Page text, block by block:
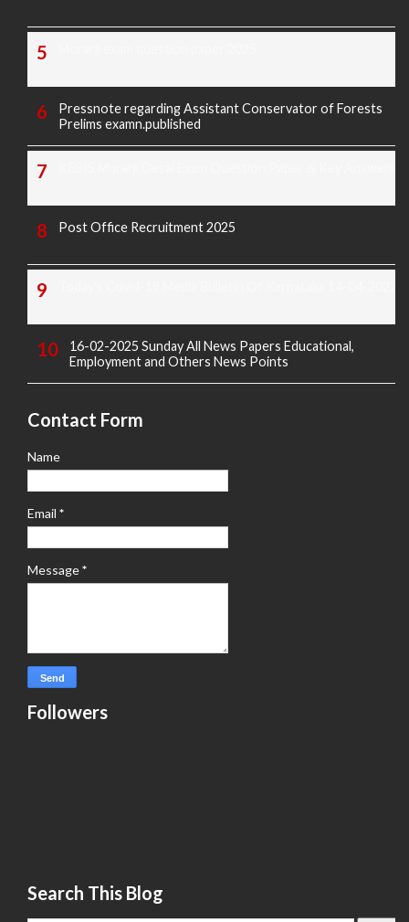
Pressnote regarding Assistant Conservator of Forests
Prelims examn.published
Post Office Recruitment 2025
16-02-2025 Sunday All News Papers Educational,
Employment and Others News Points
Contact Form
Name
Email *
Message*
Followers
Search This Blog